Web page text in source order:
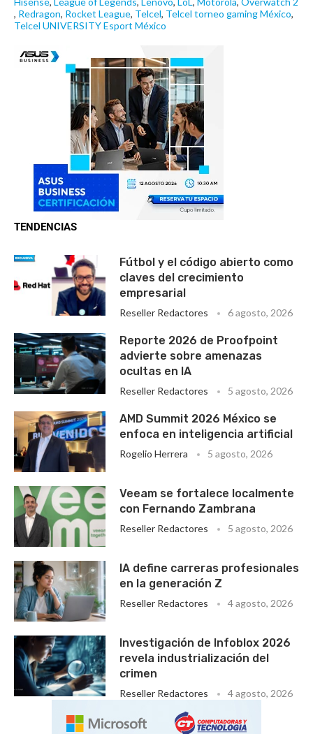
, Redragon, Rocket League, Telcel, Telcel torneo gaming México,
Telcel UNIVERSITY Esport México
TENDENCIAS
Fútbol y el código abierto como
claves del crecimiento
empresarial
Reseller Redactores 6 agosto, 2026
Reporte 2026 de Proofpoint
advierte sobre amenazas
ocultas en IA
Reseller Redactores 5 agosto, 2026
AMD Summit 2026 México se
enfoca en inteligencia artificial
Rogelio Herrera 5 agosto, 2026
Veeam se fortalece localmente
con Fernando Zambrana
Reseller Redactores 5 agosto, 2026
IA define carreras profesionales
en la generación Z
Reseller Redactores 4 agosto, 2026
Investigación de Infoblox 2026
revela industrialización del
crimen
Reseller Redactores 4 agosto, 2026